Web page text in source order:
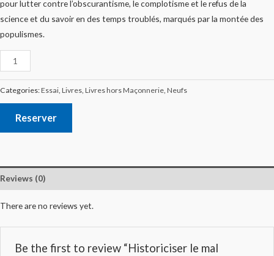
pour lutter contre l’obscurantisme, le complotisme et le refus de la
science et du savoir en des temps troublés, marqués par la montée des
populismes.
Categories:Essai, Livres, Livres hors Maçonnerie, Neufs
Reserver
Reviews (0)
There are no reviews yet.
Be the first to review “Historiciser le mal